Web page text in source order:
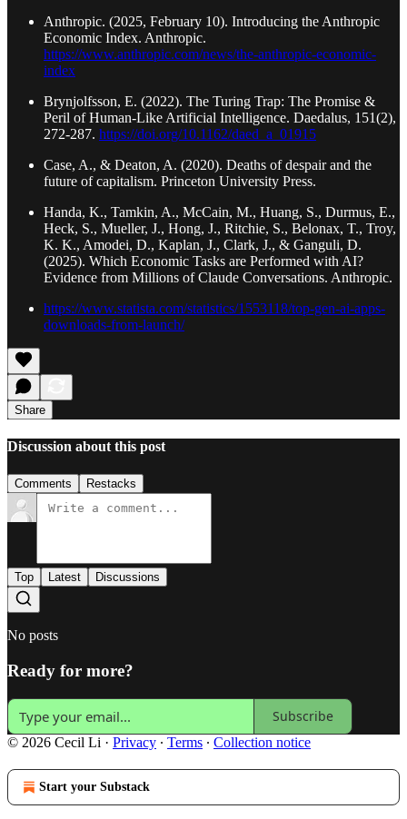
Anthropic. (2025, February 10). Introducing the Anthropic
Economic Index. Anthropic.
https://www.anthropic.com/news/the-anthropic-economic-
index
Brynjolfsson, E. (2022). The Turing Trap: The Promise &
Peril of Human-Like Artificial Intelligence. Daedalus, 151(2),
272-287. https://doi.org/10.1162/daed_a_01915
Case, A., & Deaton, A. (2020). Deaths of despair and the
future of capitalism. Princeton University Press.
Handa, K., Tamkin, A., McCain, M., Huang, S., Durmus, E.,
Heck, S., Mueller, J., Hong, J., Ritchie, S., Belonax, T., Troy,
K. K., Amodei, D., Kaplan, J., Clark, J., & Ganguli, D.
(2025). Which Economic Tasks are Performed with AI?
Evidence from Millions of Claude Conversations. Anthropic.
https://www.statista.com/statistics/1553118/top-gen-ai-apps-
downloads-from-launch/
Share
Discussion about this post
Comments Restacks
Top Latest Discussions
No posts
Ready for more?
Subscribe
© 2026 Cecil Li · Privacy ∙ Terms ∙ Collection notice
Start your Substack